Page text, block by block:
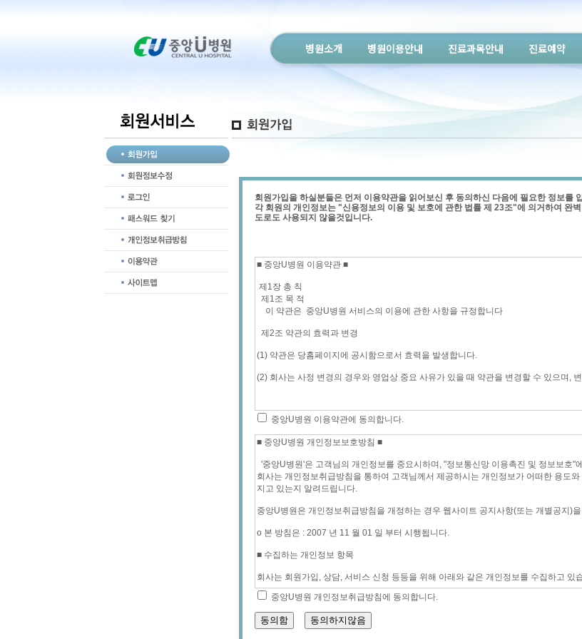
병원소개 병원이용안내 진료과목안내 진료예약
회원가입을 하실분들은 먼저 이용약관을 읽어보신 후 동의하신 다음에 필요한 정보를
각 회원의 개인정보는 "신용정보의 이용 및 보호에 관한 법률 제 23조"에 의거하여 완
도로도 사용되지 않을것입니다.
중앙U병원 이용약관에 동의합니다.
중앙U병원 개인정보취급방침에 동의합니다.